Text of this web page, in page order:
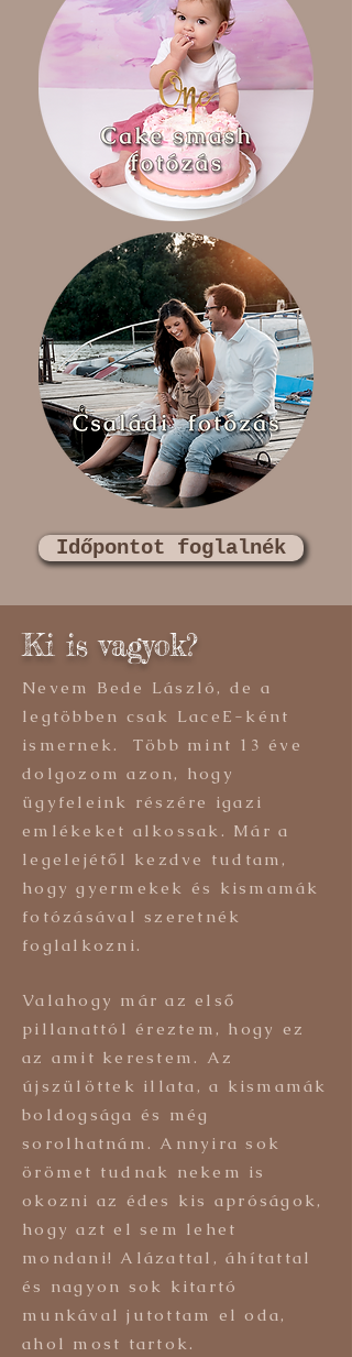
Időpontot foglalnék
Ki is vagyok?
Nevem Bede László, de a
legtöbben csak LaceE-ként
ismernek. Több mint 13 éve
dolgozom azon, hogy
ügyfeleink részére igazi
emlékeket alkossak. Már a
legelejétől kezdve tudtam,
hogy gyermekek és kismamák
fotózásával szeretnék
foglalkozni.
Valahogy már az első
pillanattól éreztem, hogy ez
az amit kerestem. Az
újszülöttek illata, a kismamák
boldogsága és még
sorolhatnám. Annyira sok
örömet tudnak nekem is
okozni az édes kis apróságok,
hogy azt el sem lehet
mondani! Alázattal, áhítattal
és nagyon sok kitartó
munkával jutottam el oda,
ahol most tartok.